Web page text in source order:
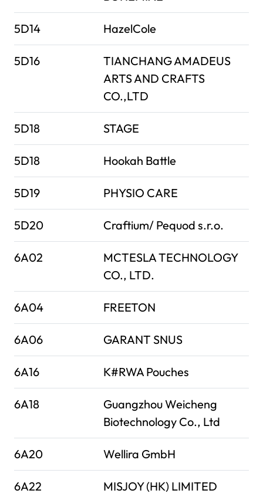
5D14 HazelCole
5D16
TIANCHANG AMADEUS
ARTS AND CRAFTS
CO.,LTD
5D18 STAGE
5D18 Hookah Battle
5D19 PHYSIO CARE
5D20 Craftium/ Pequod s.r.o.
6A02
MCTESLA TECHNOLOGY
CO., LTD.
6A04 FREETON
6A06 GARANT SNUS
6A16 K#RWA Pouches
6A18
Guangzhou Weicheng
Biotechnology Co., Ltd
6A20 Wellira GmbH
6A22 MISJOY (HK) LIMITED